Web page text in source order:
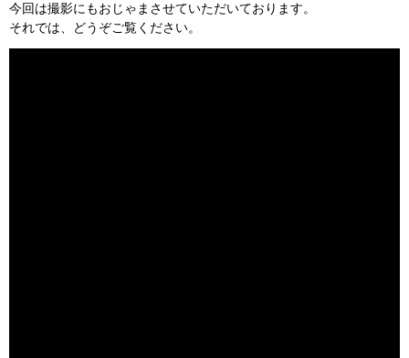
今回は撮影にもおじゃまさせていただいております。
それでは、どうぞご覧ください。